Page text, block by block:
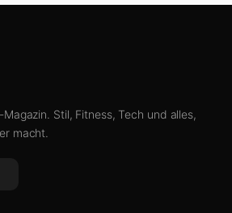
Stil, Fitness, Tech und alles,
macht.